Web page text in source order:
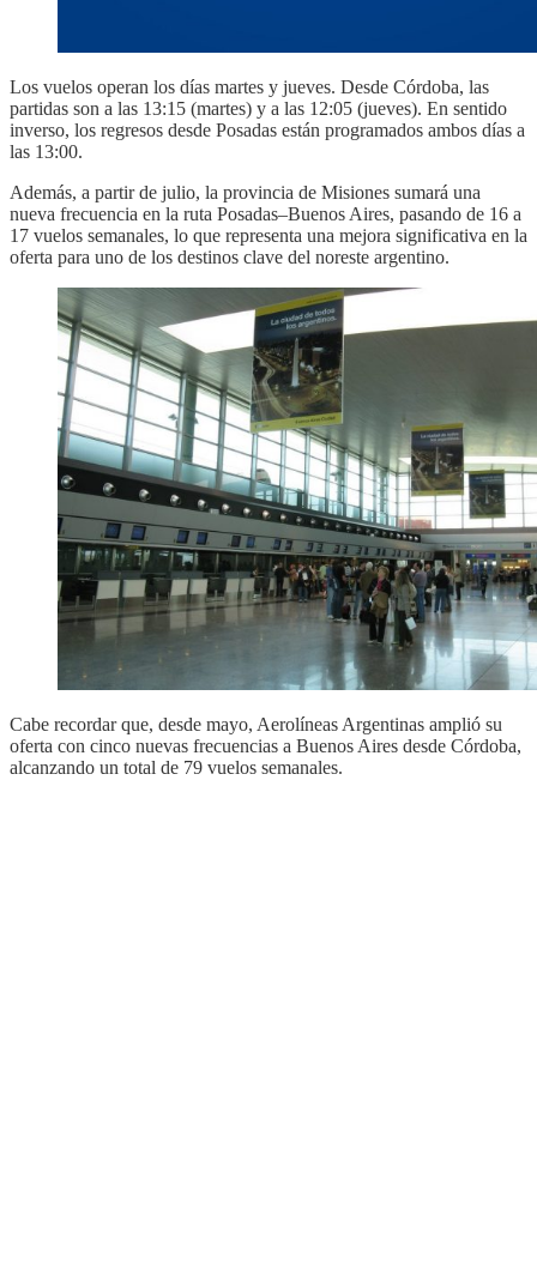
Los vuelos operan los días martes y jueves. Desde Córdoba, las
partidas son a las 13:15 (martes) y a las 12:05 (jueves). En sentido
inverso, los regresos desde Posadas están programados ambos días a
las 13:00.
Además, a partir de julio, la provincia de Misiones sumará una
nueva frecuencia en la ruta Posadas–Buenos Aires, pasando de 16 a
17 vuelos semanales, lo que representa una mejora significativa en la
oferta para uno de los destinos clave del noreste argentino.
Cabe recordar que, desde mayo, Aerolíneas Argentinas amplió su
oferta con cinco nuevas frecuencias a Buenos Aires desde Córdoba,
alcanzando un total de 79 vuelos semanales.